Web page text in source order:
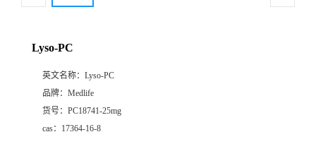
Lyso-PC
英文名称： Lyso-PC
品牌： Medlife
货号： PC18741-25mg
cas： 17364-16-8